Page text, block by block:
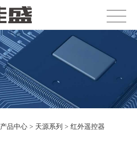
产品中心 > 天源系列 >红外遥控器